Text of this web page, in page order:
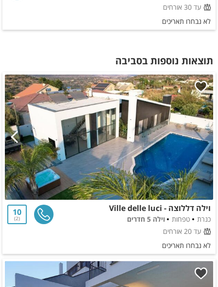
עד 30 אורחים
לא נבחרו תאריכים
תוצאות נוספות בסביבה
וילה דללוצה - Ville delle luci
כנרת טפחות
וילה 5 חדרים
עד 20 אורחים
10
2
לא נבחרו תאריכים